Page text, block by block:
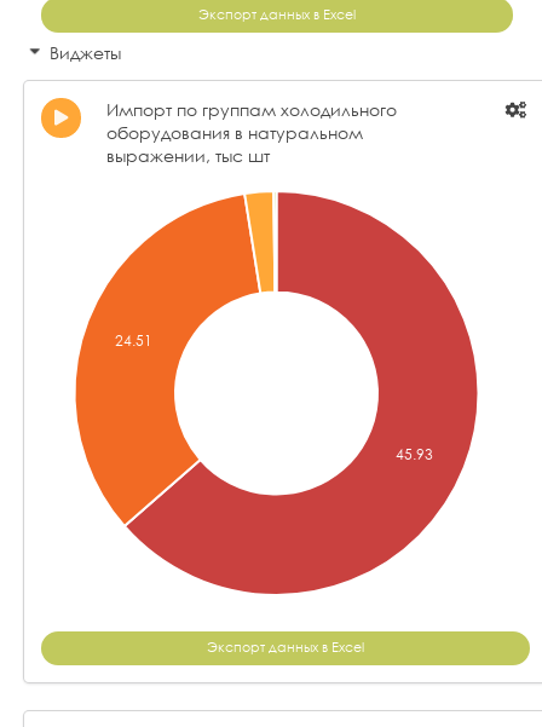
Экспорт данных в Excel
Виджеты
Импорт по группам холодильного
оборудования в натуральном
выражении, тыс шт
Экспорт данных в Excel